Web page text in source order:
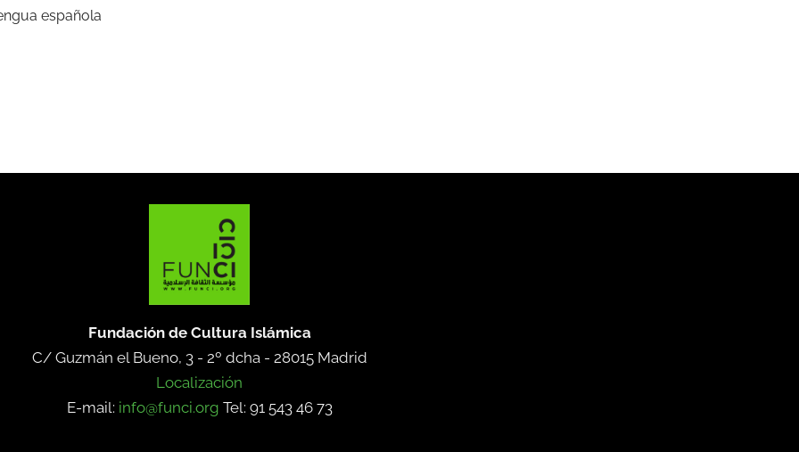
española
Fundación de Cultura Islámica
C/ Guzmán el Bueno, 3 - 2º dcha - 28015 Madrid
Localización
E-mail: info@funci.org Tel: 91 543 46 73